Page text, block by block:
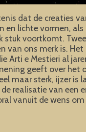
dat de creaties
en lichte vormen,
stuk voortkomt.
van ons merk is. Het
Arti e Mestieri al
geeft over het
maar sterk, ijzer is
realisatie van een
vanuit de wens